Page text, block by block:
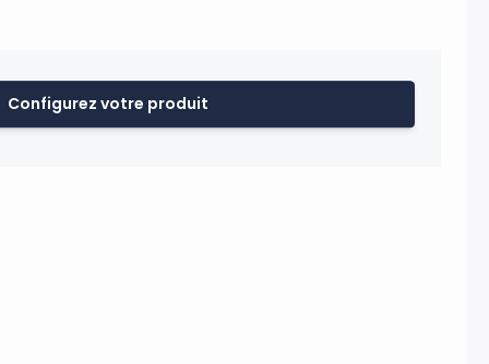
400 x 230cm est constitué d’une structure tubulaire
la totalité de la structure. La toile en polyester est
numérique haute définition sur une matière
antifeu norme européenne B1 et se monte ensuite
Configurez votre produit